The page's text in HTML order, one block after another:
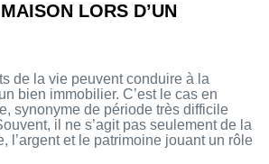
LORS D’UN
de la vie peuvent conduire à la
bien immobilier. C’est le cas en
synonyme de période très difficile
il ne s’agit pas seulement de la
l’argent et le patrimoine jouant un rôle